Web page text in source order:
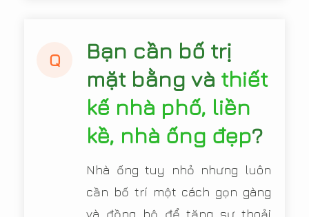
Q
Bạn cần bố trị
mặt bằng và thiết
kế nhà phố, liền
kề, nhà ống đẹp?
Nhà ống tuy nhỏ nhưng luôn
cần bố trí một cách gọn gàng
và đồng bộ để tăng sự thoải